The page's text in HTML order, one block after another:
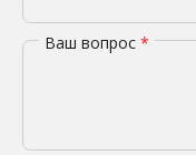
Ваш вопрос *